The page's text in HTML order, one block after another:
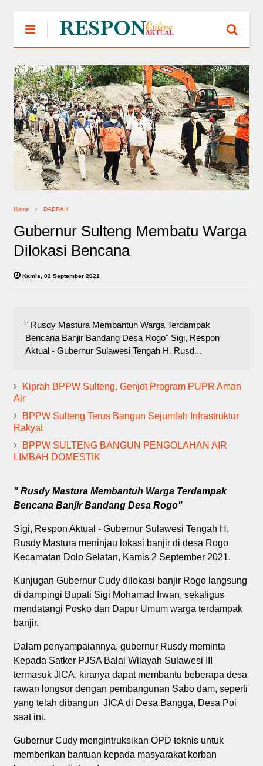
Home DAERAH
Gubernur Sulteng Membatu Warga
Dilokasi Bencana
Kamis, 02 September 2021
" Rusdy Mastura Membantuh Warga Terdampak
Bencana Banjir Bandang Desa Rogo" Sigi, Respon
Aktual - Gubernur Sulawesi Tengah H. Rusd...
Kiprah BPPW Sulteng, Genjot Program PUPR Aman
Air
BPPW Sulteng Terus Bangun Sejumlah Infrastruktur
Rakyat
BPPW SULTENG BANGUN PENGOLAHAN AIR
LIMBAH DOMESTIK
" Rusdy Mastura Membantuh Warga Terdampak
Bencana Banjir Bandang Desa Rogo"
Sigi, Respon Aktual - Gubernur Sulawesi Tengah H.
Rusdy Mastura meninjau lokasi banjir di desa Rogo
Kecamatan Dolo Selatan, Kamis 2 September 2021.
Kunjugan Gubernur Cudy dilokasi banjir Rogo langsung
di dampingi Bupati Sigi Mohamad Irwan, sekaligus
mendatangi Posko dan Dapur Umum warga terdampak
banjir.
Dalam penyampaiannya, gubernur Rusdy meminta
Kepada Satker PJSA Balai Wilayah Sulawesi III
termasuk JICA, kiranya dapat membantu beberapa desa
rawan longsor dengan pembangunan Sabo dam, seperti
yang telah dibangun JICA di Desa Bangga, Desa Poi
saat ini.
Gubernur Cudy mengintruksikan OPD teknis untuk
memberikan bantuan kepada masyarakat korban